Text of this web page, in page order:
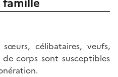
célibataires, veufs,
corps sont susceptibles